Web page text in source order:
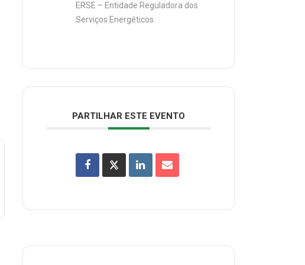
ERSE – Entidade Reguladora dos
Serviços Energéticos
PARTILHAR ESTE EVENTO